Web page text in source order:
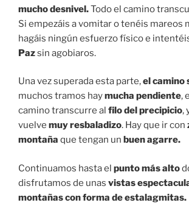
mucho desnivel.Todo el camino
Si empezáis a vomitar o tenéis mareos
hagáis ningún esfuerzo físico e
Pazsin agobiaros.
Una vez superada esta parte,el camino
muchos tramos haymucha pendiente,
camino transcurre al filo del precipicio,
vuelve muy resbaladizo. Hay que ir con
montaña que tengan un buen agarre.
Continuamos hasta el punto más alto
disfrutamos de unas vistas
montañas con forma de estalagmitas.